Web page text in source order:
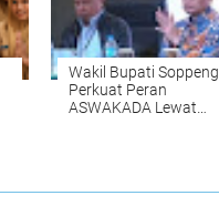
Wakil Bupati Soppeng
Perkuat Peran
ASWAKADA Lewat